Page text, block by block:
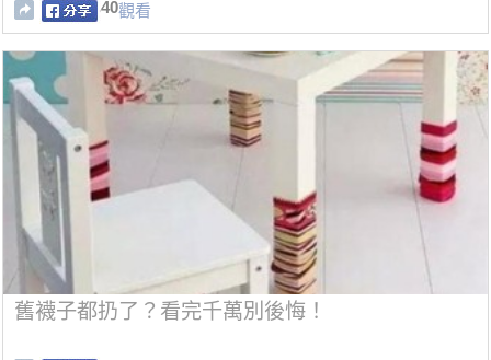
40觀看
舊襪子都扔了？看完千萬別後悔！